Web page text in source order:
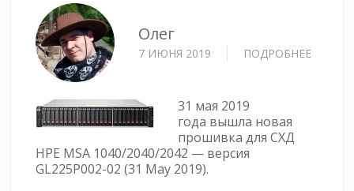
Олег
7 ИЮНЯ 2019 ПОДРОБНЕЕ
31 мая 2019
года вышла новая
прошивка для СХД
HPE MSA 1040/2040/2042 — версия
GL225P002-02 (31 May 2019).